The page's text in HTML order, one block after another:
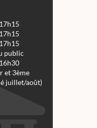
public
et 3ème
juillet/août)